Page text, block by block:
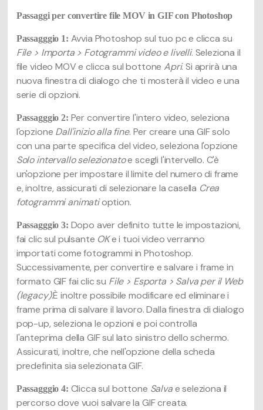
Passaggi per convertire file MOV in GIF con Photoshop
Passagggio 1: Avvia Photoshop sul tuo pc e clicca su
File > Importa > Fotogrammi video e livelli. Seleziona il
file video MOV e clicca sul bottoneApri. Si aprirà una
nuova finestra di dialogo che ti mosterà il video e una
serie di opzioni.
Passagggio 2: Per convertire l'intero video, seleziona
l'opzione Dall'inizio alla fine. Per creare una GIF solo
con una parte specifica del video, seleziona l'opzione
Solo intervallo selezionatoe scegli l'intervello. C'è
un'opzione per impostare il limite del numero di frame
e, inoltre, assicurati di selezionare la casella Crea
fotogrammi animatioption.
Passagggio 3: Dopo aver definito tutte le impostazioni,
fai clic sul pulsante OKe i tuoi video verranno
importati come fotogrammi in Photoshop.
Successivamente, per convertire e salvare i frame in
formato GIF fai clic su File > Esporta > Salva per il Web
(legacy).È inoltre possibile modificare ed eliminare i
frame prima di salvare il lavoro. Dalla finestra di dialogo
pop-up, seleziona le opzioni e poi controlla
l'anteprima della GIF sul lato sinistro dello schermo.
Assicurati, inoltre, che nell'opzione della scheda
predefinita sia selezionata GIF.
Passagggio 4: Clicca sul bottone Salvae seleziona il
percorso dove vuoi salvare la GIF creata.